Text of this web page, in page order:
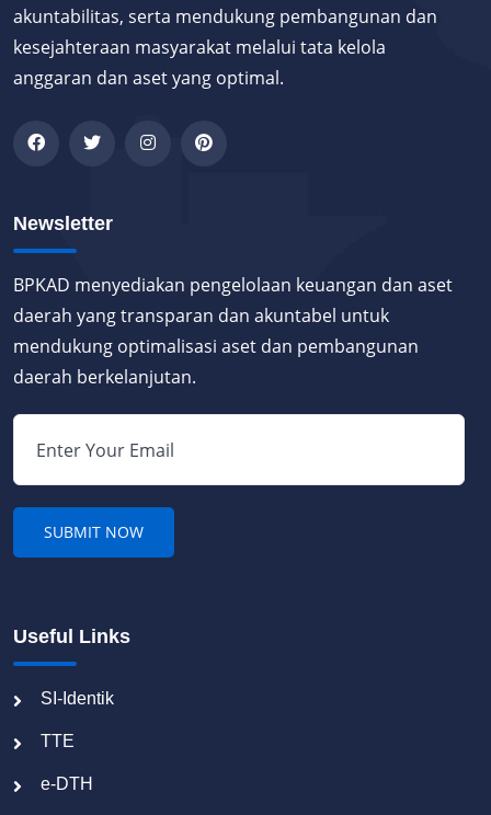
akuntabilitas, serta mendukung pembangunan dan
kesejahteraan masyarakat melalui tata kelola
anggaran dan aset yang optimal.
Newsletter
BPKAD menyediakan pengelolaan keuangan dan aset
daerah yang transparan dan akuntabel untuk
mendukung optimalisasi aset dan pembangunan
daerah berkelanjutan.
Useful Links
SI-Identik
TTE
e-DTH